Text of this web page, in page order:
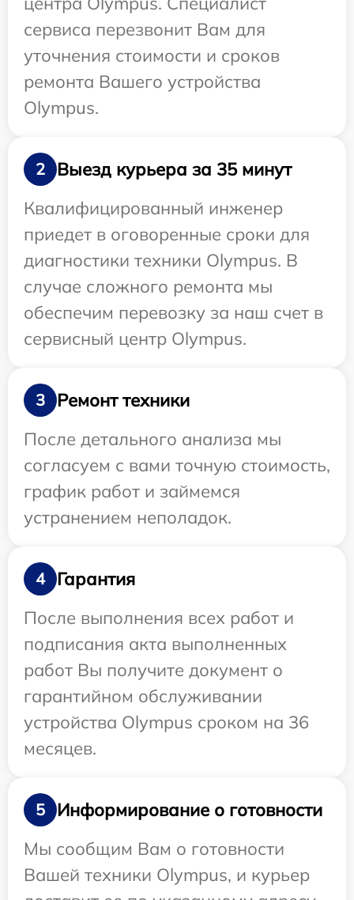
сервиса перезвонит Вам для
уточнения стоимости и сроков
ремонта Вашего устройства
Olympus.
2
Выезд курьера за 35 минут
Квалифицированный инженер
приедет в оговоренные сроки для
диагностики техники Olympus. В
случае сложного ремонта мы
обеспечим перевозку за наш счет в
сервисный центр Olympus.
3
Ремонт техники
После детального анализа мы
согласуем с вами точную стоимость,
график работ и займемся
устранением неполадок.
4
Гарантия
После выполнения всех работ и
подписания акта выполненных
работ Вы получите документ о
гарантийном обслуживании
устройства Olympus сроком на 36
месяцев.
5
Информирование о готовности
Мы сообщим Вам о готовности
Вашей техники Olympus, и курьер